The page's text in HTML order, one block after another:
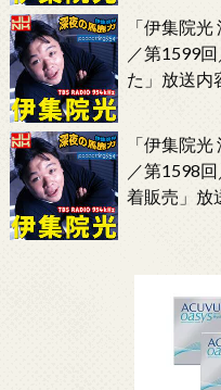
「伊集院
／第1599
た」放送内
「伊集院
／第1598
着販売」放